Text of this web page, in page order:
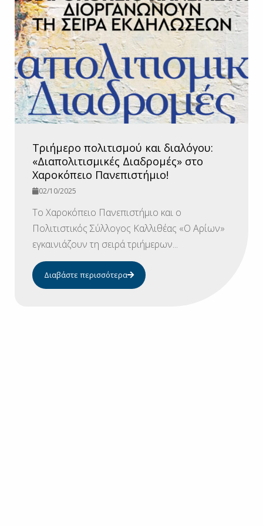
Τριήμερο πολιτισμού και διαλόγου:
«Διαπολιτισμικές Διαδρομές» στο
Χαροκόπειο Πανεπιστήμιο!
02/10/2025
Το Χαροκόπειο Πανεπιστήμιο και ο
Πολιτιστικός Σύλλογος Καλλιθέας «Ο Αρίων»
εγκαινιάζουν τη σειρά τριήμερων...
Διαβάστε περισσότερα